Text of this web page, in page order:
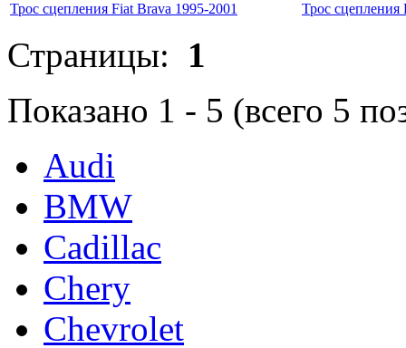
Трос сцепления Fiat Brava 1995-2001
Трос сцепления
Страницы: 1
Показано 1 - 5 (всего 5
Audi
BMW
Cadillac
Chery
Chevrolet